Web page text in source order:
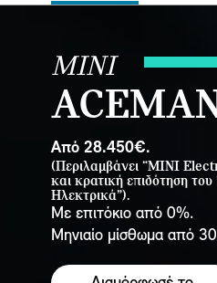
MINI
Aπό 28.450€.
(Περιλαμβάνει “MINI
και κρατική επιδότηση του
Ηλεκτρικά”).
Με επιτόκιο από 0%.
Μηνιαίο μίσθωμα από